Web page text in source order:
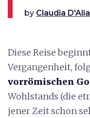
by Claudia
Diese Reise
Vergangenheit,
vorrömischen
Wohlstands (die
jener Zeit schon